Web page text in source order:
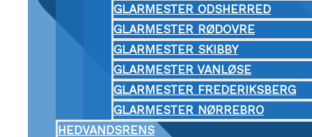
GLARMESTER ODSHERRED
GLARMESTER RØDOVRE
GLARMESTER SKIBBY
GLARMESTER VANLØSE
GLARMESTER FREDERIKSBERG
GLARMESTER NØRREBRO
HEDVANDSRENS